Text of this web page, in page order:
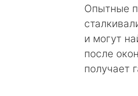
Опытные
и могут
после
получает